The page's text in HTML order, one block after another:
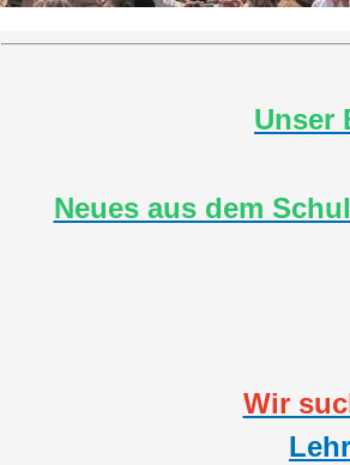
Unser
Neues aus dem
Wir